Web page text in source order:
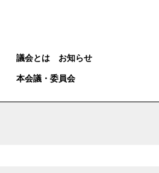
議会とは
お知らせ
本会議・委員会